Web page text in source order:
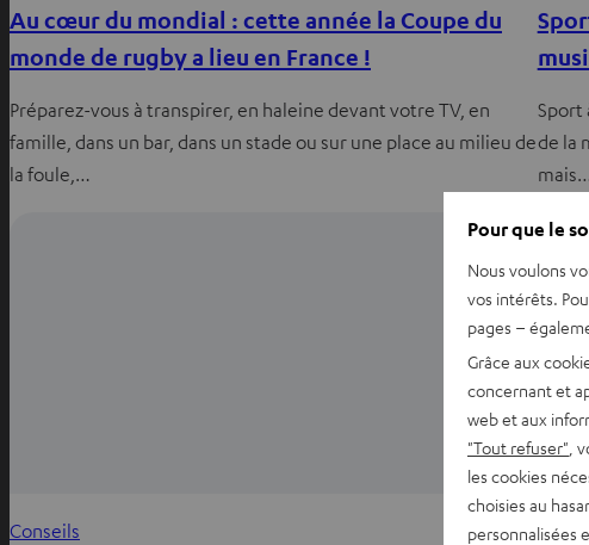
Au cœur du mondial : cette année la Coupe du
monde de rugby a lieu en France !
Préparez-vous à transpirer, en haleine devant votre TV, en
famille, dans un bar, dans un stade ou sur une place au milieu de
la foule,…
Sport
de la
Conseils
en
Ce
Pour que le
Nous voulons
vos intérêts.
pages –
Grâce aux
concernant et
web et aux
"Tout refuser" ,
les cookies
choisies au
personnalisées